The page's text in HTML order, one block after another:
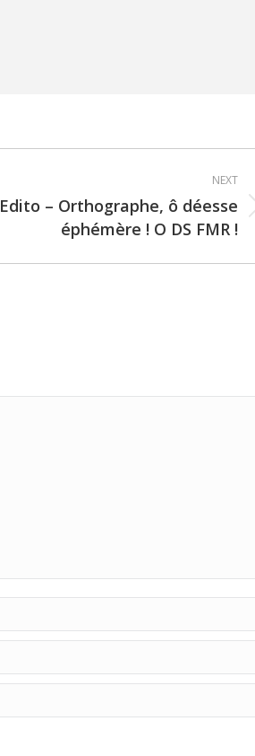
NEXT
Edito – Orthographe, ô déesse
éphémère ! O DS FMR !